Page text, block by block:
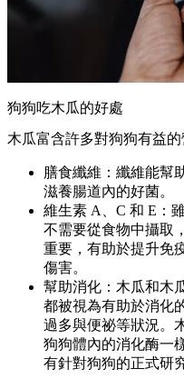
狗狗吃木瓜的好處
木瓜富含許多對狗狗有益的
膳食纖維：纖維能幫
滋養腸道內的好菌。
維生素 A、C 和 E：
不需要從食物中攝取
重要，有助於提升免
傷害。
幫助消化：木瓜和木
都被視為有助於消化
過多與便祕等狀況。
狗狗體內的消化酶一
有針對狗狗的正式研